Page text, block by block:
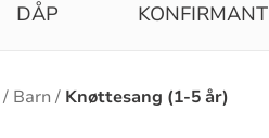
DÅP KONFIRMANT
Barn Knøttesang (1-5 år)